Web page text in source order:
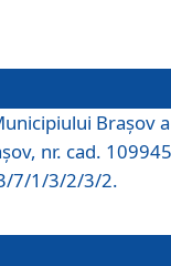
Braşov a
nr. cad.
7/1/3/2/3/2.